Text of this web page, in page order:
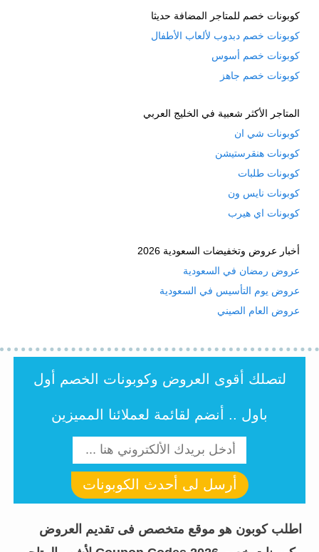
كوبونات خصم للمتاجر المضافة حديثا
كوبونات خصم دبدوب لألعاب الأطفال
كوبونات خصم أسوس
كوبونات خصم جاهز
المتاجر الأكثر شعبية في الخليج العربي
كوبونات شي ان
كوبونات هنقرستيشن
كوبونات طلبات
كوبونات نايس ون
كوبونات اي هيرب
أخبار عروض وتخفيضات السعودية 2026
عروض رمضان في السعودية
عروض يوم التأسيس في السعودية
عروض العام الصيني
لتصلك أقوى العروض وكوبونات الخصم أول
باول .. أنضم لقائمة لعملائنا المميزين
أرسل لى أحدث الكوبونات
اطلب كوبون هو موقع متخصص فى تقديم العروض